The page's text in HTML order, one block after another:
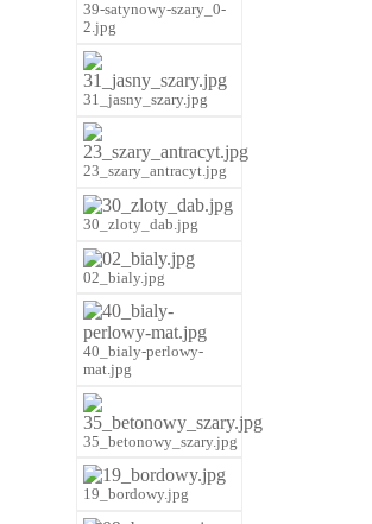
39-satynowy-szary_0-
2.jpg
31_jasny_szary.jpg
23_szary_antracyt.jpg
30_zloty_dab.jpg
02_bialy.jpg
40_bialy-perlowy-
mat.jpg
35_betonowy_szary.jpg
19_bordowy.jpg